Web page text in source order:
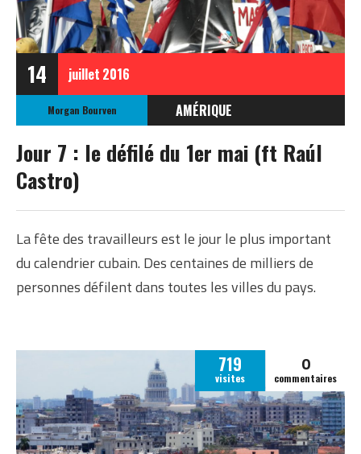
14 juillet 2016
Morgan Bourven
AMÉRIQUE
CUBA
Jour 7 : le défilé du 1er mai (ft Raúl
Castro)
La fête des travailleurs est le jour le plus important
du calendrier cubain. Des centaines de milliers de
personnes défilent dans toutes les villes du pays.
719
visites
0
commentaires